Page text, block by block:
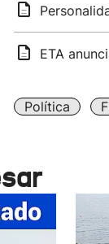
ETA
Política